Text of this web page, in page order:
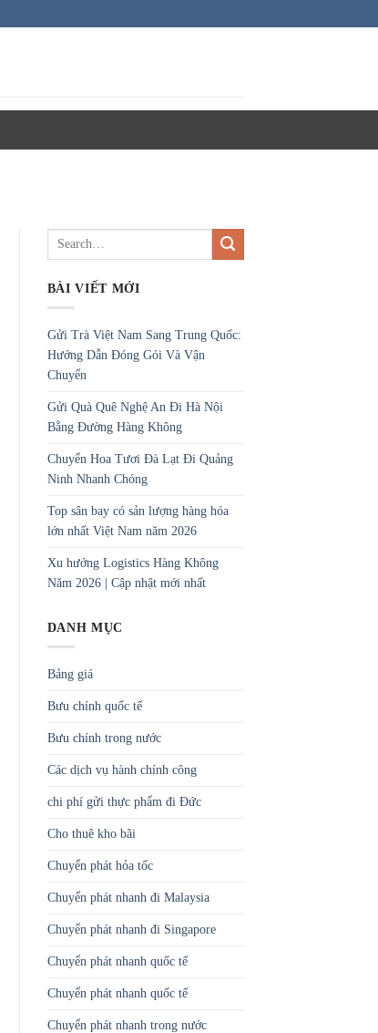
BÀI VIẾT MỚI
Gửi Trà Việt Nam Sang Trung Quốc:
Hướng Dẫn Đóng Gói Và Vận
Chuyển
Gửi Quà Quê Nghệ An Đi Hà Nội
Bằng Đường Hàng Không
Chuyển Hoa Tươi Đà Lạt Đi Quảng
Ninh Nhanh Chóng
Top sân bay có sản lượng hàng hóa
lớn nhất Việt Nam năm 2026
Xu hướng Logistics Hàng Không
Năm 2026 | Cập nhật mới nhất
DANH MỤC
Bảng giá
Bưu chính quốc tế
Bưu chính trong nước
Các dịch vụ hành chính công
chi phí gửi thực phẩm đi Đức
Cho thuê kho bãi
Chuyển phát hỏa tốc
Chuyển phát nhanh đi Malaysia
Chuyển phát nhanh đi Singapore
Chuyển phát nhanh quốc tế
Chuyển phát nhanh quốc tế
Chuyển phát nhanh trong nước